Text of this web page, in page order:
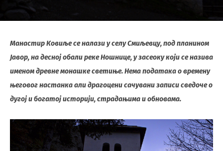
Манастир Ковиље се налази у селу Смиљевцу, под планином
Јавор, на десној обали реке Ношнице, у засеоку који се назива
именом древне монашке светиње. Нема података о времену
његовог настанка али драгоцени сачувани записи сведоче о
дугој и богатој историји, страдањима и обновама.